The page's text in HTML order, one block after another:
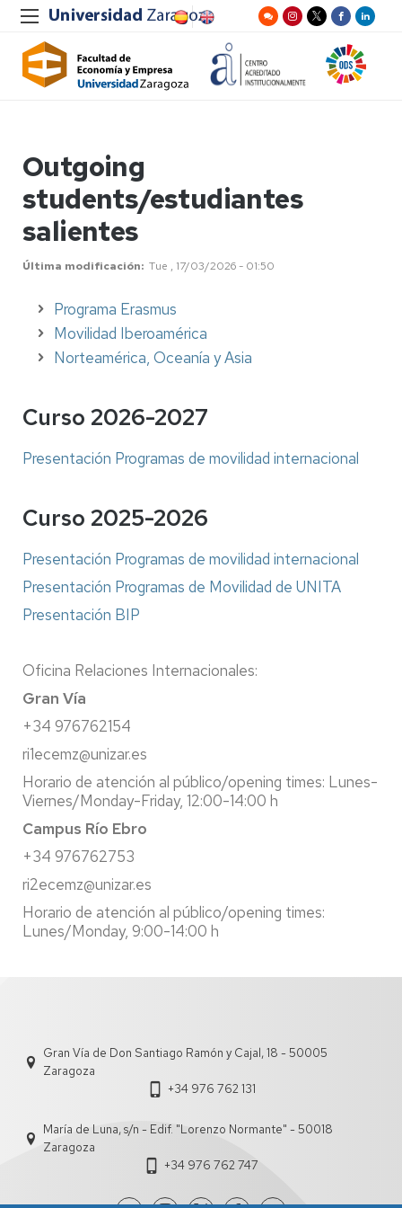
Outgoing
students/estudiantes
salientes
Última modificación Tue , 17/03/2026 - 01:50
Programa Erasmus
Movilidad Iberoamérica
Norteamérica, Oceanía y Asia
Curso 2026-2027
Presentación Programas de movilidad internacional
Curso 2025-2026
Presentación Programas de movilidad internacional
Presentación Programas de Movilidad de UNITA
Presentación BIP
Oficina Relaciones Internacionales:
Gran Vía
+34 976762154
ri1ecemz@unizar.es
Horario de atención al público/opening times: Lunes-
Viernes/Monday-Friday, 12:00-14:00 h
Campus Río Ebro
+34 976762753
ri2ecemz@unizar.es
Horario de atención al público/opening times:
Lunes/Monday, 9:00-14:00 h
Gran Vía de Don Santiago Ramón y Cajal, 18 - 50005
Zaragoza
+34 976 762 131
María de Luna, s/n - Edif. "Lorenzo Normante" - 50018
Zaragoza
+34 976 762 747